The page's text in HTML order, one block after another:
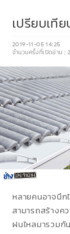
เปรียบเที
2019-11-05 14:25
จำนวนครั้งที่เปิดอ่าน :
หลายคนอาจนึก
สามารถสร้างค
ฝนไหลมารวมกั